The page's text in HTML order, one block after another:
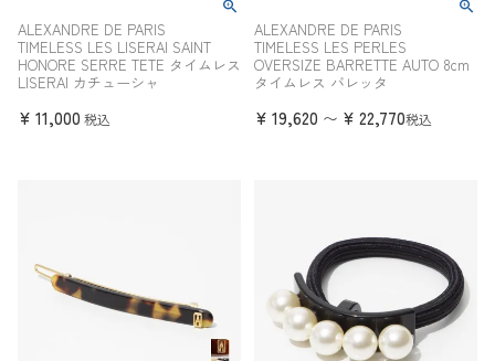
ALEXANDRE DE PARIS
TIMELESS LES LISERAI SAINT
HONORE SERRE TETE タイムレス
LISERAI カチューシャ
¥ 11,000 税込
ALEXANDRE DE PARIS
TIMELESS LES PERLES
OVERSIZE BARRETTE AUTO 8cm
タイムレス バレッタ
¥ 19,620 〜 ¥ 22,770税込